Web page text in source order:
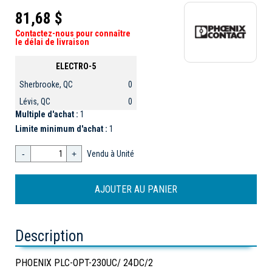
81,68 $
Contactez-nous pour connaître
le délai de livraison
ELECTRO-5
Sherbrooke, QC
0
Lévis, QC
0
Multiple d'achat : 1
Limite minimum d'achat : 1
- + Vendu à Unité
Description
PHOENIX PLC-OPT-230UC/ 24DC/2